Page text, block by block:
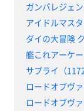
ガンバレジェン
アイドルマスタ
ダイの大冒険
艦これアーケー
サプライ（1172
ロードオブヴ
ロードオブヴ